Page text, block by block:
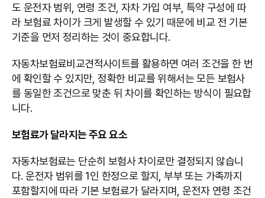
도 운전자 범위, 연령 조건, 자차 가입 여부, 특약 구성에 따
라 보험료 차이가 크게 발생할 수 있기 때문에 비교 전 기본
기준을 먼저 정리하는 것이 중요합니다.
자동차보험료비교견적사이트를 활용하면 여러 조건을 한 번
에 확인할 수 있지만, 정확한 비교를 위해서는 모든 보험사
를 동일한 조건으로 맞춘 뒤 차이를 확인하는 방식이 필요합
니다.
보험료가 달라지는 주요 요소
자동차보험료는 단순히 보험사 차이로만 결정되지 않습니
다. 운전자 범위를 1인 한정으로 할지, 부부 또는 가족까지
포함할지에 따라 기본 보험료가 달라지며, 운전자 연령 조건